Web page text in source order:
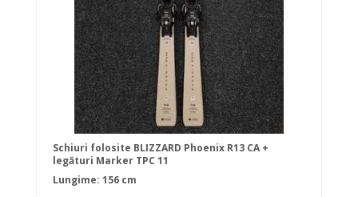
Schiuri folosite BLIZZARD Phoenix R13 CA +
legături Marker TPC 11
Lungime: 156 cm